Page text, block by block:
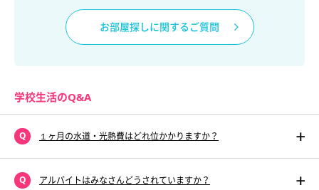
お部屋探しに関するご質問
学校生活のQ&A
１ヶ月の水道・光熱費はどれ位かかりますか？
アルバイトはみなさんどうされていますか？